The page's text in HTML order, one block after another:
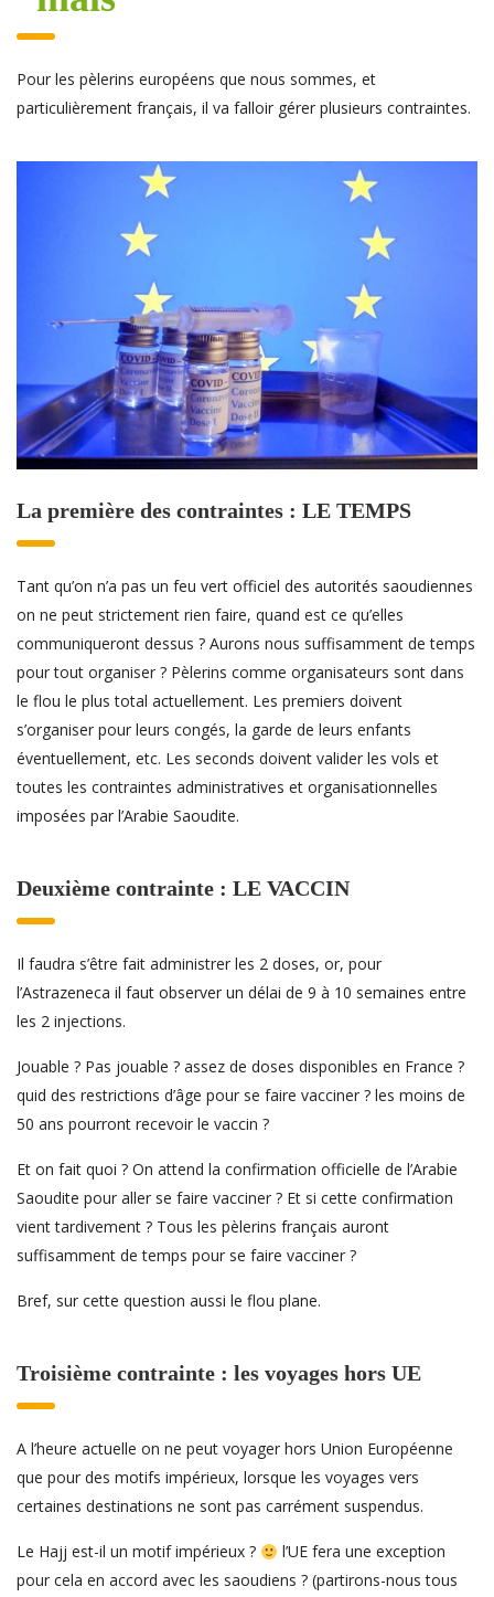
Pour les pèlerins européens que nous sommes, et
particulièrement français, il va falloir gérer plusieurs contraintes.
La première des contraintes : LE TEMPS
Tant qu’on n’a pas un feu vert officiel des autorités saoudiennes
on ne peut strictement rien faire, quand est ce qu’elles
communiqueront dessus ? Aurons nous suffisamment de temps
pour tout organiser ? Pèlerins comme organisateurs sont dans
le flou le plus total actuellement. Les premiers doivent
s’organiser pour leurs congés, la garde de leurs enfants
éventuellement, etc. Les seconds doivent valider les vols et
toutes les contraintes administratives et organisationnelles
imposées par l’Arabie Saoudite.
Deuxième contrainte : LE VACCIN
Il faudra s’être fait administrer les 2 doses, or, pour
l’Astrazeneca il faut observer un délai de 9 à 10 semaines entre
les 2 injections.
Jouable ? Pas jouable ? assez de doses disponibles en France ?
quid des restrictions d’âge pour se faire vacciner ? les moins de
50 ans pourront recevoir le vaccin ?
Et on fait quoi ? On attend la confirmation officielle de l’Arabie
Saoudite pour aller se faire vacciner ? Et si cette confirmation
vient tardivement ? Tous les pèlerins français auront
suffisamment de temps pour se faire vacciner ?
Bref, sur cette question aussi le flou plane.
Troisième contrainte : les voyages hors UE
A l’heure actuelle on ne peut voyager hors Union Européenne
que pour des motifs impérieux, lorsque les voyages vers
certaines destinations ne sont pas carrément suspendus.
Le Hajj est-il un motif impérieux ?
l’UE fera une exception
pour cela en accord avec les saoudiens ? (partirons-nous tous